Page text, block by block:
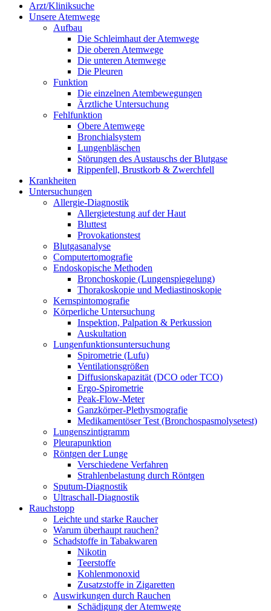
Arzt/Kliniksuche
Unsere Atemwege
Aufbau
Die Schleimhaut der Atemwege
Die oberen Atemwege
Die unteren Atemwege
Die Pleuren
Funktion
Die einzelnen Atembewegungen
Ärztliche Untersuchung
Fehlfunktion
Obere Atemwege
Bronchialsystem
Lungenbläschen
Störungen des Austauschs der Blutgase
Rippenfell, Brustkorb & Zwerchfell
Krankheiten
Untersuchungen
Allergie-Diagnostik
Allergietestung auf der Haut
Bluttest
Provokationstest
Blutgasanalyse
Computertomografie
Endoskopische Methoden
Bronchoskopie (Lungenspiegelung)
Thorakoskopie und Mediastinoskopie
Kernspintomografie
Körperliche Untersuchung
Inspektion, Palpation & Perkussion
Auskultation
Lungenfunktionsuntersuchung
Spirometrie (Lufu)
Ventilationsgrößen
Diffusionskapazität (DCO oder TCO)
Ergo-Spirometrie
Peak-Flow-Meter
Ganzkörper-Plethysmografie
Medikamentöser Test (Bronchospasmolysetest)
Lungenszintigramm
Pleurapunktion
Röntgen der Lunge
Verschiedene Verfahren
Strahlenbelastung durch Röntgen
Sputum-Diagnostik
Ultraschall-Diagnostik
Rauchstopp
Leichte und starke Raucher
Warum überhaupt rauchen?
Schadstoffe in Tabakwaren
Nikotin
Teerstoffe
Kohlenmonoxid
Zusatzstoffe in Zigaretten
Auswirkungen durch Rauchen
Schädigung der Atemwege